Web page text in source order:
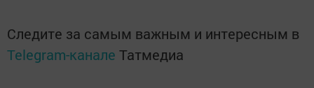
Следите за самым важным и интересным в
Telegram-канале Татмедиа